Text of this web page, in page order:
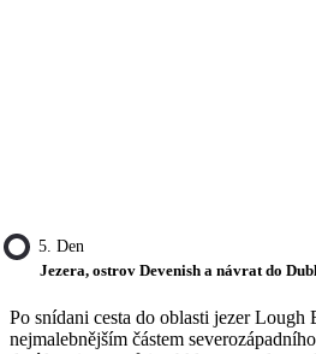
5. Den
Jezera, ostrov Devenish a návrat do
Po snídani cesta do oblasti jezer Lough
nejmalebnějším částem